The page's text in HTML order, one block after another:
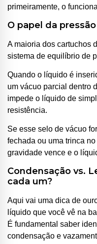
primeiramente, o
O papel da
A maioria dos cartuchos
sistema de equilíbrio de
Quando o líquido é
um vácuo parcial dentro
impede o líquido de
resistência.
Se esse selo de vácuo
fechada ou uma trinca
gravidade vence e o
Condensação vs.
cada um?
Aqui vai uma dica de
líquido que você vê na
É fundamental saber
condensação e